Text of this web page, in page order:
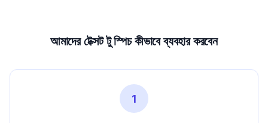
আমাদের টেক্সট টু স্পিচ কীভাবে ব্যবহার করবেন
1